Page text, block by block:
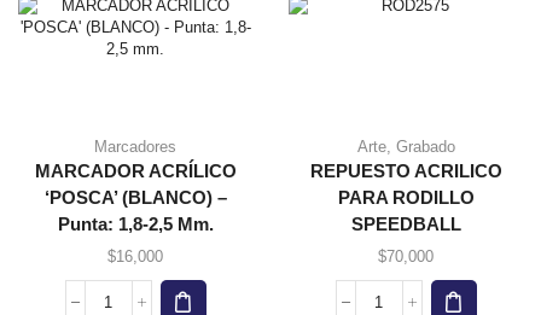
Marcadores
MARCADOR ACRÍLICO
‘POSCA’ (BLANCO) –
Punta: 1,8-2,5 Mm.
$16,000
Arte, Grabado
REPUESTO ACRILICO
PARA RODILLO
SPEEDBALL
$70,000